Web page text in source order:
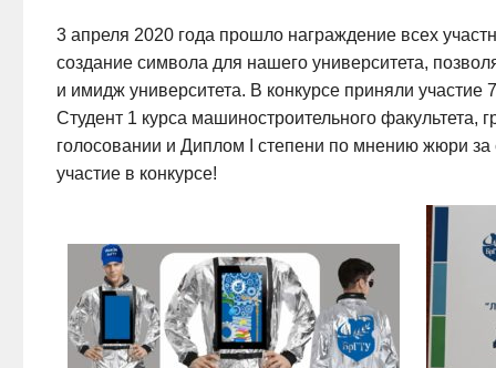
3 апреля 2020 года прошло награждение всех
создание символа для нашего университета,
и имидж университета. В конкурсе приняли участие
Студент 1 курса машиностроительного факультета,
голосовании и Диплом I степени по мнению жюри
участие в конкурсе!